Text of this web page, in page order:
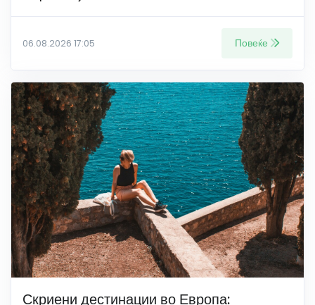
06.08.2026 17:05 Повеќе
Скриени дестинации во Европа: